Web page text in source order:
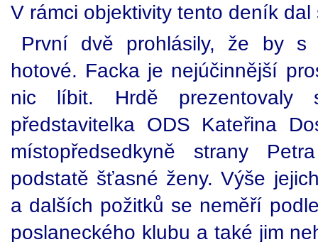
V rámci objektivity tento deník
První dvě prohlásily, že by s
hotové. Facka je nejúčinnější
nic líbit. Hrdě prezentovaly
představitelka ODS Kateřina
místopředsedkyně strany
podstatě šťasné ženy. Výše
a dalších požitků se neměří
poslaneckého klubu a také jim